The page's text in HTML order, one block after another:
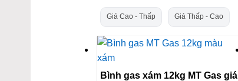
Giá Cao - Thấp Giá Thấp - Cao
Bình gas xám 12kg MT Gas giá